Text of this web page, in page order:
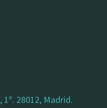
1º. 28012, Madrid.